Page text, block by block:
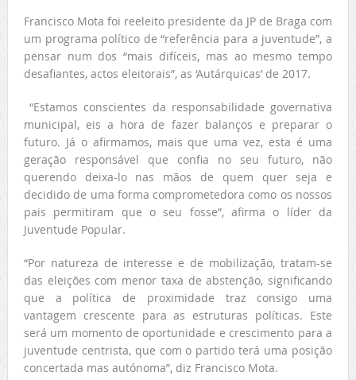
Francisco Mota foi reeleito presidente da JP de Braga com
um programa político de “referência para a juventude”, a
pensar num dos “mais difíceis, mas ao mesmo tempo
desafiantes, actos eleitorais”, as ‘Autárquicas’ de 2017.
“Estamos conscientes da responsabilidade governativa
municipal, eis a hora de fazer balanços e preparar o
futuro. Já o afirmamos, mais que uma vez, esta é uma
geração responsável que confia no seu futuro, não
querendo deixa-lo nas mãos de quem quer seja e
decidido de uma forma comprometedora como os nossos
pais permitiram que o seu fosse”, afirma o líder da
Juventude Popular.
“Por natureza de interesse e de mobilização, tratam-se
das eleições com menor taxa de abstenção, significando
que a política de proximidade traz consigo uma
vantagem crescente para as estruturas políticas. Este
será um momento de oportunidade e crescimento para a
juventude centrista, que com o partido terá uma posição
concertada mas autónoma”, diz Francisco Mota.